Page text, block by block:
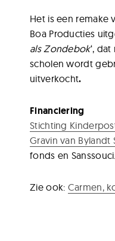
Het is een remake
Boa Producties
als Zondebok‘,
scholen wordt
uitverkocht.
Financiering
Stichting
Gravin van Bylandt
fonds en Sanssouci.
Zie ook: Carmen,